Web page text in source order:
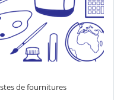
de fournitures